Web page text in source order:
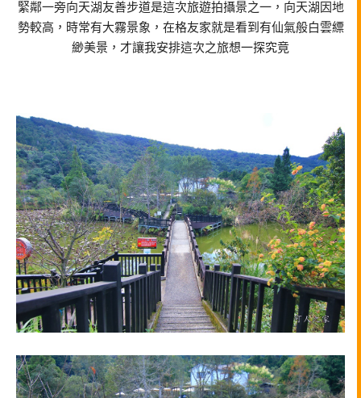
緊鄰一旁向天湖友善步道是這次旅遊拍攝景之一，向天湖因地
勢較高，時常有大霧景象，在格友家就是看到有仙氣般白雲縹
緲美景，才讓我安排這次之旅想一探究竟